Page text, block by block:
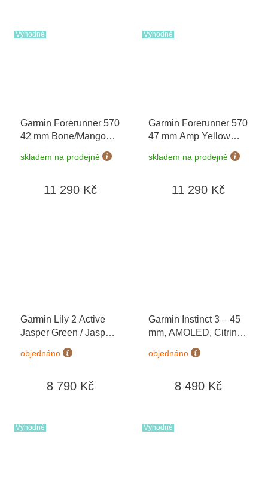
Výhodné
Garmin Forerunner 570
42 mm Bone/Mango
skladem na prodejně
11 290 Kč
Výhodné
Garmin Forerunner 570
47 mm Amp Yellow
Whitestone/Turquoise
010-02971-01
skladem na prodejně
11 290 Kč
Garmin Lily 2 Active
Jasper Green / Jasper
Green Silicone Band
010-02891-02
objednáno
8 790 Kč
Garmin Instinct 3 – 45
mm, AMOLED, Citrine
010-02936-02
objednáno
8 490 Kč
Výhodné Výhodné